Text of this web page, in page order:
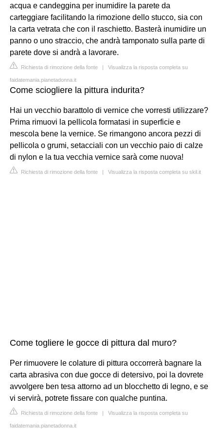
acqua e candeggina per inumidire la parete da
carteggiare facilitando la rimozione dello stucco, sia con
la carta vetrata che con il raschietto. Basterà inumidire un
panno o uno straccio, che andrà tamponato sulla parte di
parete dove si andrà a lavorare.
Richiesta di rimozione della fonte | Visualizza la risposta completa su
faidatemania.pianetadonna.it
Come sciogliere la pittura indurita?
Hai un vecchio barattolo di vernice che vorresti utilizzare?
Prima rimuovi la pellicola formatasi in superficie e
mescola bene la vernice. Se rimangono ancora pezzi di
pellicola o grumi, setacciali con un vecchio paio di calze
di nylon e la tua vecchia vernice sarà come nuova!
Richiesta di rimozione della fonte | Visualizza la risposta completa su skil.it
Come togliere le gocce di pittura dal muro?
Per rimuovere le colature di pittura occorrerà bagnare la
carta abrasiva con due gocce di detersivo, poi la dovrete
avvolgere ben tesa attorno ad un blocchetto di legno, e se
vi servirà, potrete fissare con qualche puntina.
Richiesta di rimozione della fonte | Visualizza la risposta completa su
faidatemania.pianetadonna.it